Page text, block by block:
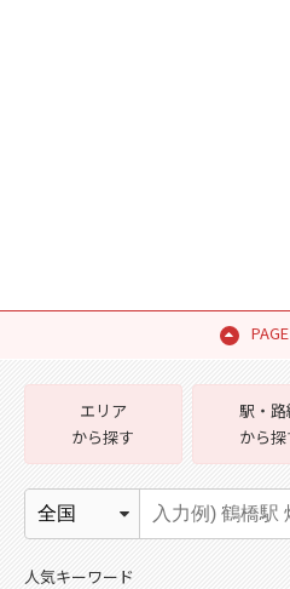
エリア
から探す
駅・
から探
人気キーワード